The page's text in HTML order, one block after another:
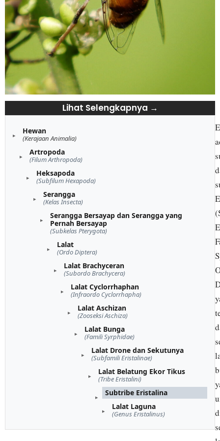
Lihat Selengkapnya →
Hewan
(Kerajaan Animalia)
Artropoda
(Filum Arthropoda)
Heksapoda
(Subfilum Hexapoda)
Serangga
(Kelas Insecta)
Serangga Bersayap dan Serangga yang
Pernah Bersayap
(Subkelas Pterygota)
Lalat
(Ordo Diptera)
Lalat Brachyceran
(Subordo Brachycera)
Lalat Cyclorrhaphan
(Infraordo Cyclorrhapha)
Lalat Aschizan
(Zooseksi Aschiza)
Lalat Bunga
(Famili Syrphidae)
Lalat Drone dan Sekutunya
(Subfamili Eristalinae)
Lalat Belatung Ekor Tikus
(Tribe Eristalini)
Subtribe Eristalina
Lalat Laguna
(Genus Eristalinus)